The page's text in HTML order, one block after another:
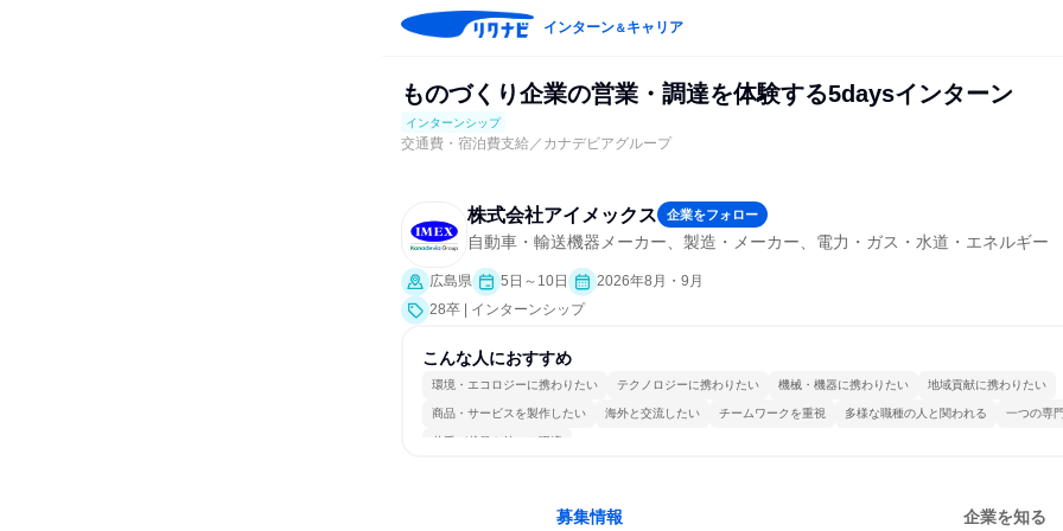
インターン＆キャリア
ものづくり企業の営業・調達を体験する5daysインターン
インターンシップ
交通費・宿泊費支給／カナデビアグループ
株式会社アイメックス 企業をフォロー
自動車・輸送機器メーカー、製造・メーカー、電力・ガス・水道・エネルギー
広島県 5日～10日
2026年8月・9月
28卒 | インターンシップ
こんな人におすすめ
環境・エコロジーに携わりたい テクノロジーに携わりたい 機械・機器に携わりたい 地域貢献に携わりたい
商品・サービスを製作したい 海外と交流したい チームワークを重視 多様な職種の人と関われる 一つの専
若手が裁量を持てる環境
募集情報 企業を知る